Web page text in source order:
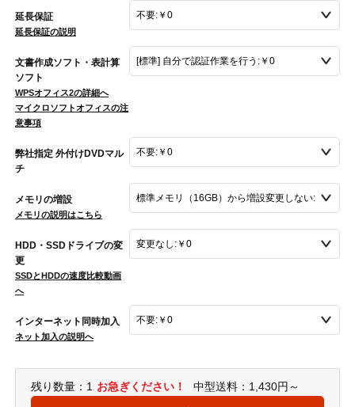
延長保証
延長保証の説明
文書作成ソフト・表計算
ソフト
WPSオフィス2の詳細へ
マイクロソフトオフィスの注
意事項
弊社指定 外付けDVDマル
チ
メモリの増設
メモリの説明はこちら
HDD・SSDドライブの変
更
SSDとHDDの速度比較動画
へ
インターネット同時加入
ネット加入の説明へ
残り数量：1 お急ぎください！ 中型送料：1,430円～